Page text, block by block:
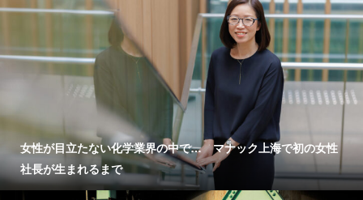
女性が目立たない化学業界の中で… マナック上海で初の女性
社長が生まれるまで